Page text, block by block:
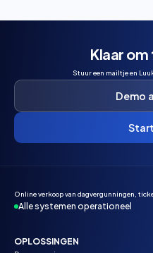
Klaar
Stuur een mailtje en
Demo
Online verkoop van dagvergunningen,
Alle systemen operationeel
OPLOSSINGEN